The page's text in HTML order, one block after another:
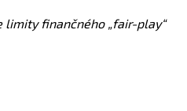
limity finančného „fair-play“